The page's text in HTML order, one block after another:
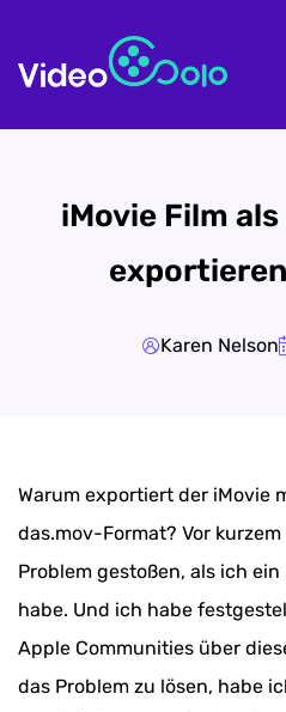
iMovie Film
Karen Nelson
Warum exportiert der iMovie
das.mov-Format? Vor
Problem gestoßen, als ich
habe. Und ich habe
Apple Communities über
das Problem zu lösen, habe